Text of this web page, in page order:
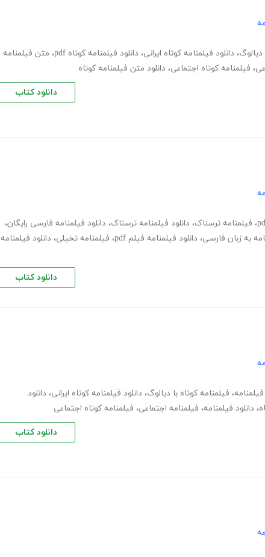
دیالوگ، دانلود فیلمنامه کوتاه ایرانی، دانلود فیلمنامه کوتاه pdf ، متن فیلمنامه
، فیلمنامه کوتاه اجتماعی، دانلود متن فیلمنامه کوتاه
دانلود کتاب
، فیلمنامه ترسناک، دانلود فیلمنامه ترسناک، دانلود فیلمنامه فارسی رایگان،
به زبان فارسی، دانلود فیلمنامه فیلم pdf ، فیلمنامه تخیلی، دانلود فیلمنامه
دانلود کتاب
فیلمنامه، فیلمنامه کوتاه با دیالوگ، دانلود فیلمنامه کوتاه ایرانی، دانلود
، دانلود فیلمنامه، فیلمنامه اجتماعی، فیلمنامه کوتاه اجتماعی
دانلود کتاب